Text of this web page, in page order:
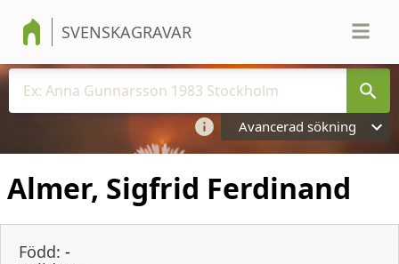
SVENSKAGRAVAR
Avancerad sökning
Almer, Sigfrid Ferdinand
Född: -